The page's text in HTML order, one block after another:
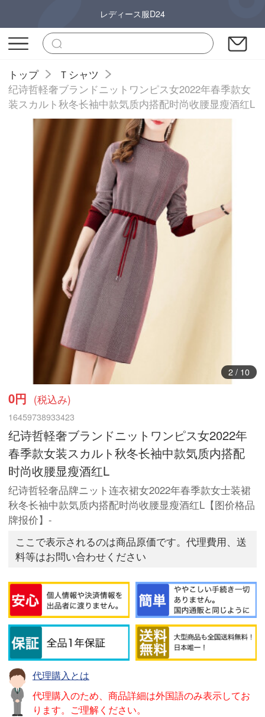
レディース服D24
トップ
Ｔシャツ
纪诗哲軽奢ブランドニットワンピス女2022年春季款女
装スカルト秋冬长袖中款気质内搭配时尚收腰显瘦酒红L
3/ 10
0円 (税込み)
16459738933423
纪诗哲軽奢ブランドニットワンピス女2022年
春季款女装スカルト秋冬长袖中款気质内搭配
时尚收腰显瘦酒红L
纪诗哲轻奢品牌ニット连衣裙女2022年春季款女士装裙
秋冬长袖中款気质内搭配时尚收腰显瘦酒红L【图价格品
牌报价】-
ここで表示されるのは商品原価です。代理費用、送
料等はお問い合わせください
代理購入とは
代理購入のため、商品詳細は外国語のみ表示してお
ります。ご理解ください。